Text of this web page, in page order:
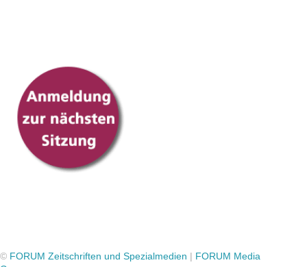
© FORUM Zeitschriften und Spezialmedien | FORUM Media